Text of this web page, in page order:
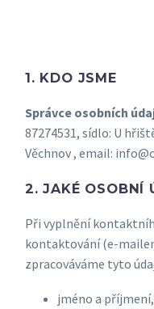
1. KDO JSME
Správce osobních
87274531, sídlo: U
Věchnov , email:
2. JAKÉ OSOBNÍ
Při vyplnění
kontaktování (e-
zpracováváme tyto
jméno a příjmení,